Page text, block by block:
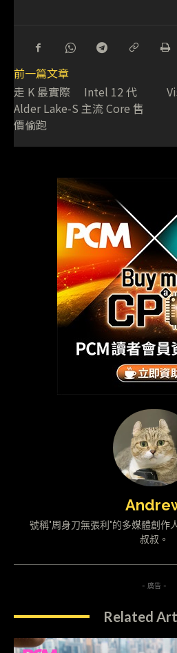
前一篇文章
走 K 最實際 Intel 12 代
Alder Lake-S 主流 Core 售
價偷跑
號稱"周身刀無張利"的多媒體創作
叔叔。
- 廣告 -
Related